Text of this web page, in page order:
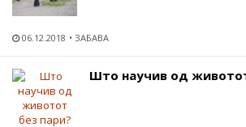
06.12.2018 ЗАБАВА
Што научив од